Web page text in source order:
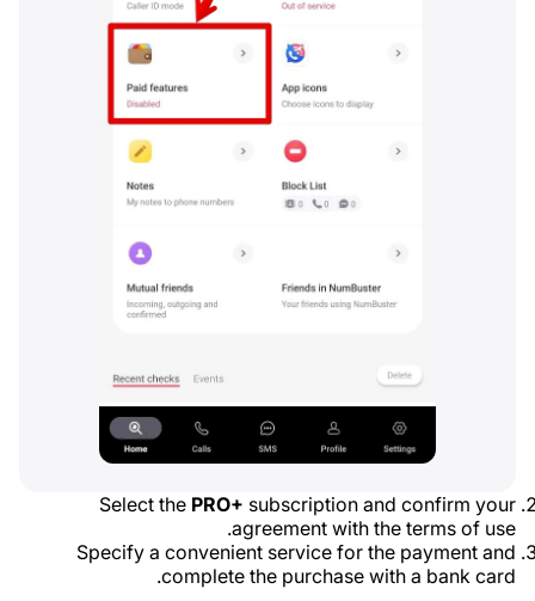
Select the PRO+ subscription and confirm your
agreement with the terms of use.
Specify a convenient service for the payment and
complete the purchase with a bank card.